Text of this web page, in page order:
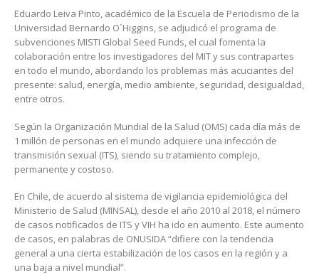
Eduardo Leiva Pinto, académico de la Escuela de Periodismo de la
Universidad Bernardo O´Higgins, se adjudicó el programa de
subvenciones MISTI Global Seed Funds, el cual fomenta la
colaboración entre los investigadores del MIT y sus contrapartes
en todo el mundo, abordando los problemas más acuciantes del
presente: salud, energía, medio ambiente, seguridad, desigualdad,
entre otros.
Según la Organización Mundial de la Salud (OMS) cada día más de
1 millón de personas en el mundo adquiere una infección de
transmisión sexual (ITS), siendo su tratamiento complejo,
permanente y costoso.
En Chile, de acuerdo al sistema de vigilancia epidemiológica del
Ministerio de Salud (MINSAL), desde el año 2010 al 2018, el número
de casos notificados de ITS y VIH ha ido en aumento. Este aumento
de casos, en palabras de ONUSIDA “difiere con la tendencia
general a una cierta estabilización de los casos en la región y a
una baja a nivel mundial”.